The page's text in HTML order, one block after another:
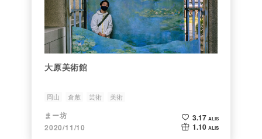
大原美術館
岡山 倉敷 芸術 美術
まー坊
2020/11/10
3.17 ALIS
1.10 ALIS